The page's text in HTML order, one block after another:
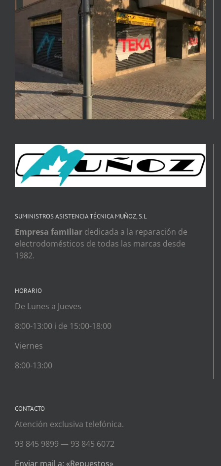
SUMINISTROS ASISTENCIA TÉCNICA MUÑOZ, S.L
Empresa familiar dedicada a la reparación de
electrodomésticos de todas las marcas desde
1982.
HORARIO
De Lunes a Jueves
8:00-13:00 i de 15:00-18:00
Viernes
8:00-13:00
CONTACTO
Atención exclusiva telefónica.
93 845 9899 — 93 845 6072
Enviar mail a: «Repuestos»